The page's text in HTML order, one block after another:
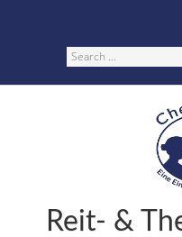
Reit- &